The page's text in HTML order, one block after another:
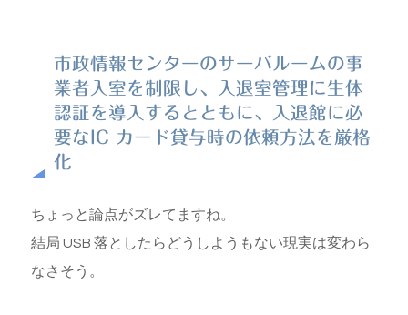
市政情報センターのサーバルームの事
業者入室を制限し、入退室管理に生体
認証を導入するとともに、入退館に必
要なIC カード貸与時の依頼方法を厳格
化
ちょっと論点がズレてますね。
結局 USB 落としたらどうしようもない現実は変わら
なさそう。